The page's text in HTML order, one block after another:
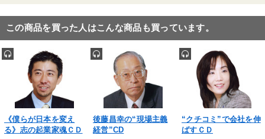
この商品を買った人はこんな商品も買っています。
《僕らが日本を変え
る》志の起業家魂ＣＤ
後藤昌幸の“現場主義
経営”CD
“クチコミ”で会社を伸
ばすＣＤ